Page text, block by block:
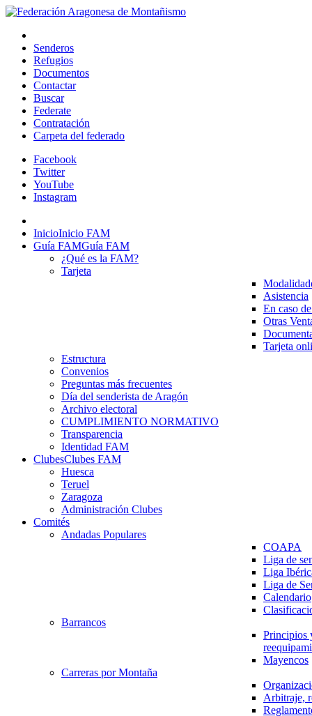
Senderos
Refugios
Documentos
Contactar
Buscar
Federate
Contratación
Carpeta del federado
Facebook
Twitter
YouTube
Instagram
InicioInicio FAM
Guía FAMGuía FAM
¿Qué es la FAM?
Tarjeta
Asistencia
En caso
Otras
Tarjeta
Estructura
Convenios
Preguntas más frecuentes
Día del senderista de Aragón
Archivo electoral
CUMPLIMIENTO NORMATIVO
Transparencia
Identidad FAM
ClubesClubes FAM
Huesca
Teruel
Zaragoza
Administración Clubes
Comités
Andadas Populares
COAPA
Liga de
Liga
Liga de
Calendario
Barrancos
Principios
Mayencos
Carreras por Montaña
Arbitraje,